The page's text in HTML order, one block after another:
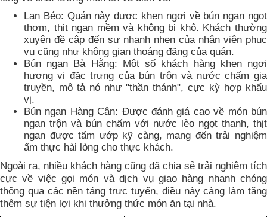
Lan Béo: Quán này được khen ngợi về bún ngan ngọt
thơm, thịt ngan mềm và không bị khô. Khách thường
xuyên đề cập đến sự nhanh nhẹn của nhân viên phục
vụ cũng như không gian thoáng đãng của quán.
Bún ngan Bà Hằng: Một số khách hàng khen ngợi
hương vị đặc trưng của bún trộn và nước chấm gia
truyền, mô tả nó như "thần thánh", cực kỳ hợp khẩu
vị.
Bún ngan Hàng Cân: Được đánh giá cao về món bún
ngan trộn và bún chấm với nước lèo ngọt thanh, thịt
ngan được tẩm ướp kỹ càng, mang đến trải nghiệm
ẩm thực hài lòng cho thực khách.
Ngoài ra, nhiều khách hàng cũng đã chia sẻ trải nghiệm tích
cực về việc gọi món và dịch vụ giao hàng nhanh chóng
thông qua các nền tảng trực tuyến, điều này càng làm tăng
thêm sự tiện lợi khi thưởng thức món ăn tại nhà.